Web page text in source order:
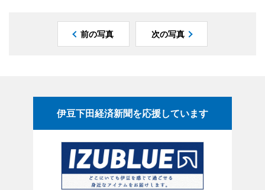
前の写真 次の写真
伊豆下田経済新聞を応援しています